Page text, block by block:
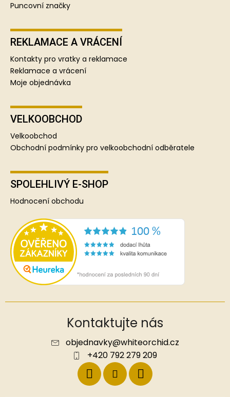
Puncovní značky
REKLAMACE A VRÁCENÍ
Kontakty pro vratky a reklamace
Reklamace a vrácení
Moje objednávka
VELKOOBCHOD
Velkoobchod
Obchodní podmínky pro velkoobchodní odběratele
SPOLEHLIVÝ E-SHOP
Hodnocení obchodu
Kontaktujte nás
objednavky@whiteorchid.cz
+420 792 279 209